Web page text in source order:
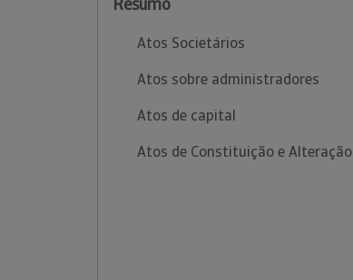
Atos Societários
Atos sobre administradores
Atos de capital
Atos de Constituição e Alteração